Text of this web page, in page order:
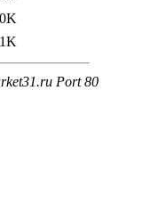
Port 80